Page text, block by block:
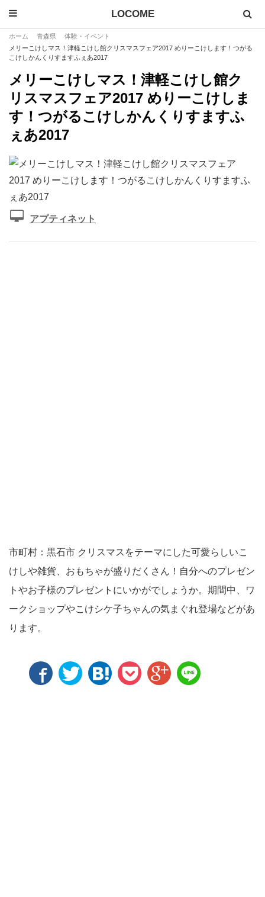
LOCOME
ホーム 青森県
体験・イベント
メリーこけしマス！津軽こけし館クリスマスフェア2017 めりーこけします！つがる
こけしかんくりすますふぇあ2017
メリーこけしマス！津軽こけし館ク
リスマスフェア2017 めりーこけしま
す！つがるこけしかんくりすますふ
ぇあ2017
アプティネット
市町村：黒石市 クリスマスをテーマにした可愛らしいこ
けしや雑貨、おもちゃが盛りだくさん！自分へのプレゼン
トやお子様のプレゼントにいかがでしょうか。期間中、ワ
ークショップやこけシケ子ちゃんの気まぐれ登場などがあ
ります。